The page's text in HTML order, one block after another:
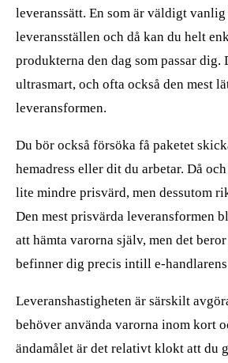
leveranssätt. En som är väldigt vanlig
leveransställen och då kan du helt
produkterna den dag som passar dig.
ultrasmart, och ofta också den mest
leveransformen.
Du bör också försöka få paketet
hemadress eller dit du arbetar. Då
lite mindre prisvärd, men dessutom
Den mest prisvärda leveransformen
att hämta varorna själv, men det
befinner dig precis intill e-handlarens
Leveranshastigheten är särskilt
behöver använda varorna inom kort
ändamålet är det relativt klokt att du